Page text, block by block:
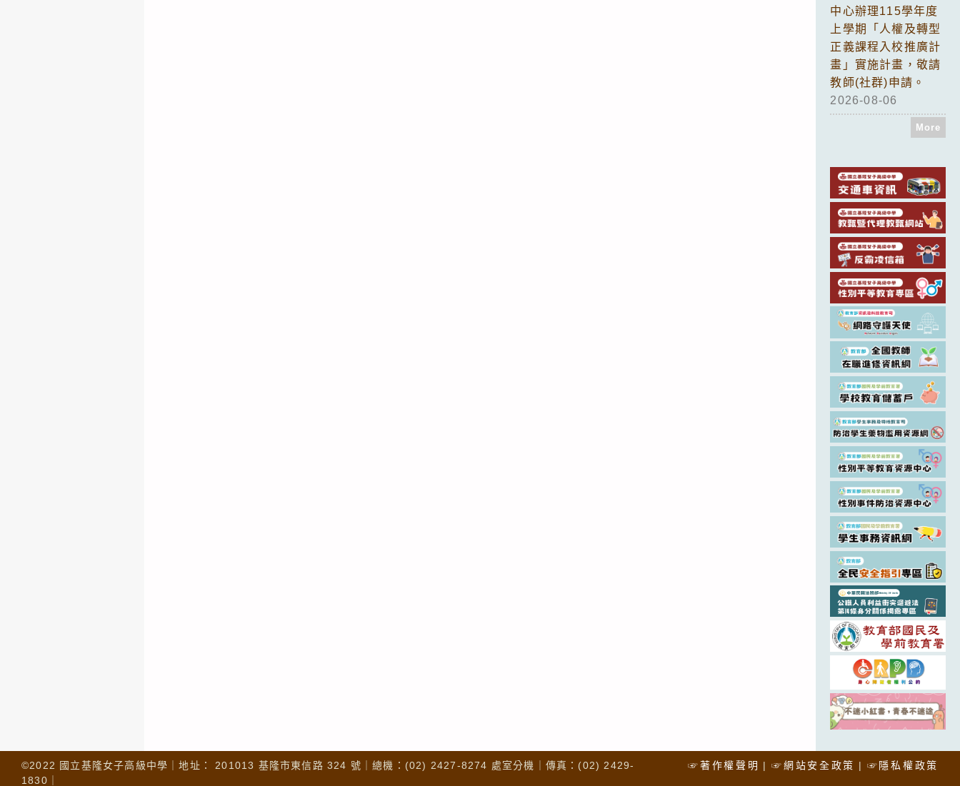
中心辦理115學年度
上學期「人權及轉型
正義課程入校推廣計
畫」實施計畫，敬請
教師(社群)申請。
2026-08-06
More
☞著作權聲明 ☞網站安全政策 ☞隱私權政策
©2022 國立基隆女子高級中學｜地址： 201013 基隆市東信路 324 號｜總機：(02) 2427-8274 處室分機｜傳真：(02) 2429-
1830｜